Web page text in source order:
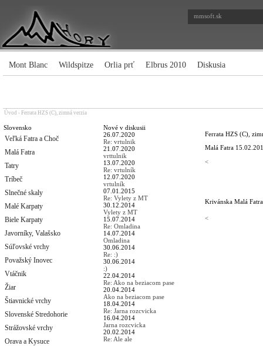
mmsoft.sk
Mont Blanc Wildspitze Orlia prť Elbrus 2010 Diskusia
Úvod - Ferrata HZS (C), zimná verzia
Slovensko
Veľká Fatra a Choč
Malá Fatra
Tatry
Tríbeč
Slnečné skaly
Malé Karpaty
Biele Karpaty
Javorníky, Valašsko
Súľovské vrchy
Považský Inovec
Vtáčnik
Žiar
Štiavnické vrchy
Slovenské Stredohorie
Strážovské vrchy
Orava a Kysuce
Nové v diskusii
26.07.2020
Re: vrtulnik
21.07.2020
vrttulnik
13.07.2020
Re: vrtulník
12.07.2020
vrtulník
07.01.2015
Re: Vylety z MT
30.12.2014
Vylety z MT
15.07.2014
Re: Omladina
14.07.2014
Omladina
30.06.2014
Re: :)
30.06.2014
:)
22.04.2014
Re: Ako na beziacom pase
20.04.2014
Ako na beziacom pase
18.04.2014
Re: Jarna rozcvicka
16.04.2014
Jarna rozcvicka
20.02.2014
Re: Ale ale
Ferrata HZS (C),
Malá Fatra
<
Krivánska Malá Fatra
<